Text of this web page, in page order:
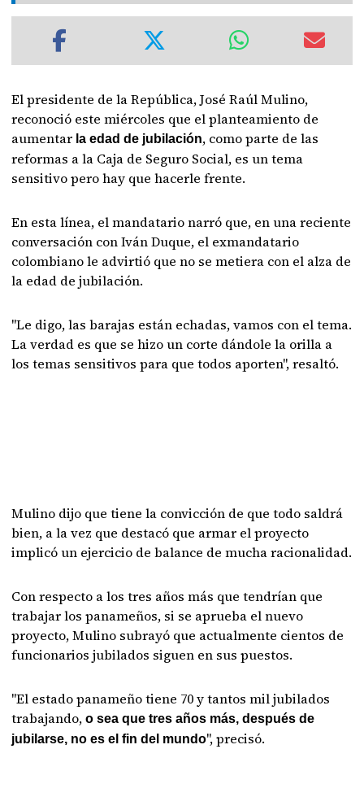
El presidente de la República, José Raúl Mulino,
reconoció este miércoles que el planteamiento de
aumentar la edad de jubilación, como parte de las
reformas a la Caja de Seguro Social, es un tema
sensitivo pero hay que hacerle frente.
En esta línea, el mandatario narró que, en una reciente
conversación con Iván Duque, el exmandatario
colombiano le advirtió que no se metiera con el alza de
la edad de jubilación.
"Le digo, las barajas están echadas, vamos con el tema.
La verdad es que se hizo un corte dándole la orilla a
los temas sensitivos para que todos aporten", resaltó.
Mulino dijo que tiene la convicción de que todo saldrá
bien, a la vez que destacó que armar el proyecto
implicó un ejercicio de balance de mucha racionalidad.
Con respecto a los tres años más que tendrían que
trabajar los panameños, si se aprueba el nuevo
proyecto, Mulino subrayó que actualmente cientos de
funcionarios jubilados siguen en sus puestos.
"El estado panameño tiene 70 y tantos mil jubilados
trabajando,o sea que tres años más, después de
jubilarse, no es el fin del mundo", precisó.